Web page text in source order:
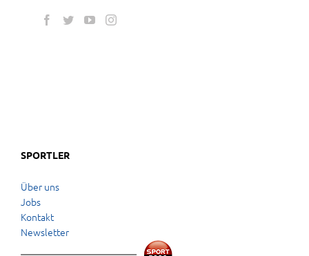
SPORTLER
Über uns
Jobs
Kontakt
Newsletter